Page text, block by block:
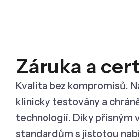
Záruka a
Kvalita bez kompromisů.
klinicky testovány a
technologií. Díky přísným
standardům s jistotou